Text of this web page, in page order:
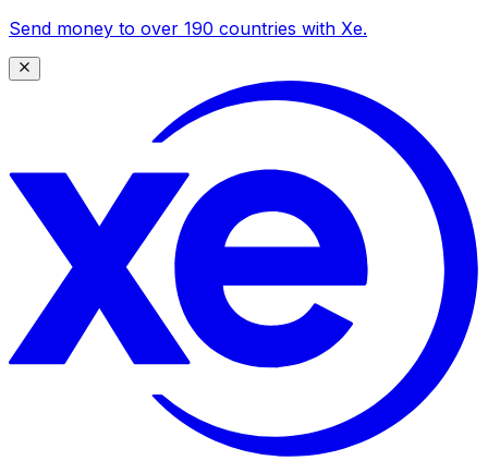
Send money to over 190 countries with Xe.